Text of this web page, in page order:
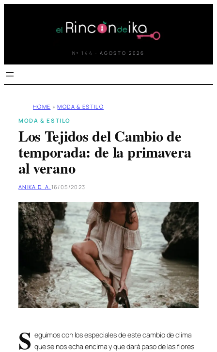
Nº 144 · AGOSTO 2026
HOME » MODA & ESTILO
MODA & ESTILO
Los Tejidos del Cambio de
temporada: de la primavera
al verano
ANIKA D. A. 16/05/2023
S eguimos con los especiales de este cambio de clima
que se nos echa encima y que dará paso de las flores